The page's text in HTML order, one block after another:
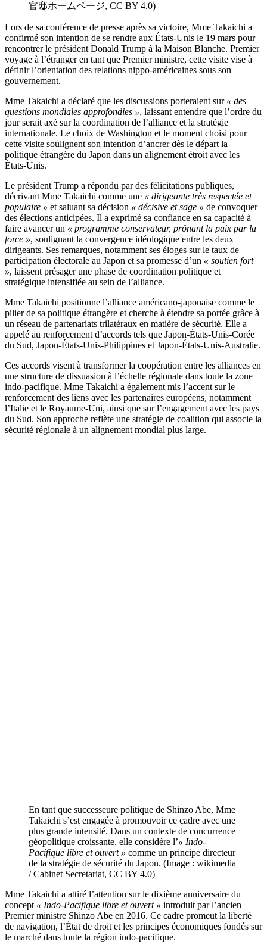
官邸ホームページ, CC BY 4.0)
Lors de sa conférence de presse après sa victoire, Mme Takaichi a
confirmé son intention de se rendre aux États-Unis le 19 mars pour
rencontrer le président Donald Trump à la Maison Blanche. Premier
voyage à l’étranger en tant que Premier ministre, cette visite vise à
définir l’orientation des relations nippo-américaines sous son
gouvernement.
Mme Takaichi a déclaré que les discussions porteraient sur « des
questions mondiales approfondies », laissant entendre que l’ordre du
jour serait axé sur la coordination de l’alliance et la stratégie
internationale. Le choix de Washington et le moment choisi pour
cette visite soulignent son intention d’ancrer dès le départ la
politique étrangère du Japon dans un alignement étroit avec les
États-Unis.
Le président Trump a répondu par des félicitations publiques,
décrivant Mme Takaichi comme une « dirigeante très respectée et
populaire » et saluant sa décision « décisive et sage » de convoquer
des élections anticipées. Il a exprimé sa confiance en sa capacité à
faire avancer un « programme conservateur, prônant la paix par la
force », soulignant la convergence idéologique entre les deux
dirigeants. Ses remarques, notamment ses éloges sur le taux de
participation électorale au Japon et sa promesse d’un « soutien fort
», laissent présager une phase de coordination politique et
stratégique intensifiée au sein de l’alliance.
Mme Takaichi positionne l’alliance américano-japonaise comme le
pilier de sa politique étrangère et cherche à étendre sa portée grâce à
un réseau de partenariats trilatéraux en matière de sécurité. Elle a
appelé au renforcement d’accords tels que Japon-États-Unis-Corée
du Sud, Japon-États-Unis-Philippines et Japon-États-Unis-Australie.
Ces accords visent à transformer la coopération entre les alliances en
une structure de dissuasion à l’échelle régionale dans toute la zone
indo-pacifique. Mme Takaichi a également mis l’accent sur le
renforcement des liens avec les partenaires européens, notamment
l’Italie et le Royaume-Uni, ainsi que sur l’engagement avec les pays
du Sud. Son approche reflète une stratégie de coalition qui associe la
sécurité régionale à un alignement mondial plus large.
En tant que successeure politique de Shinzo Abe, Mme
Takaichi s’est engagée à promouvoir ce cadre avec une
plus grande intensité. Dans un contexte de concurrence
géopolitique croissante, elle considère l’« Indo-
Pacifique libre et ouvert » comme un principe directeur
de la stratégie de sécurité du Japon. (Image : wikimedia
/ Cabinet Secretariat, CC BY 4.0)
Mme Takaichi a attiré l’attention sur le dixième anniversaire du
concept « Indo-Pacifique libre et ouvert » introduit par l’ancien
Premier ministre Shinzo Abe en 2016. Ce cadre promeut la liberté
de navigation, l’État de droit et les principes économiques fondés sur
le marché dans toute la région indo-pacifique.